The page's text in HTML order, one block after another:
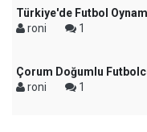
Türkiye'de Futbol
roni
1
Çorum Doğumlu
roni
1